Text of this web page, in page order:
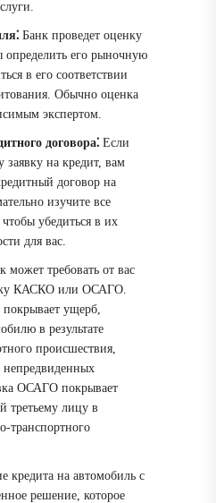
Банк проведет оценку
определить его рыночную
в его соответствии
Обычно оценка
экспертом.
договора⁚ Если
заявку на кредит, вам
договор на
изучите все
убедиться в их
для вас.
может требовать от вас
КАСКО или ОСАГО.
ущерб,
в результате
происшествия,
ОСАГО покрывает
третьему лицу в
транспортного
кредита на автомобиль с
решение, которое